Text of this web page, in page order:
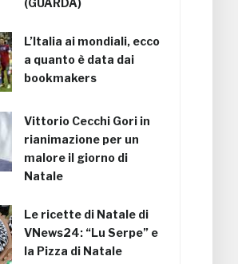
(GUARDA)
L’Italia ai mondiali, ecco
a quanto è data dai
bookmakers
Vittorio Cecchi Gori in
rianimazione per un
malore il giorno di
Natale
Le ricette di Natale di
VNews24: “Lu Serpe” e
la Pizza di Natale